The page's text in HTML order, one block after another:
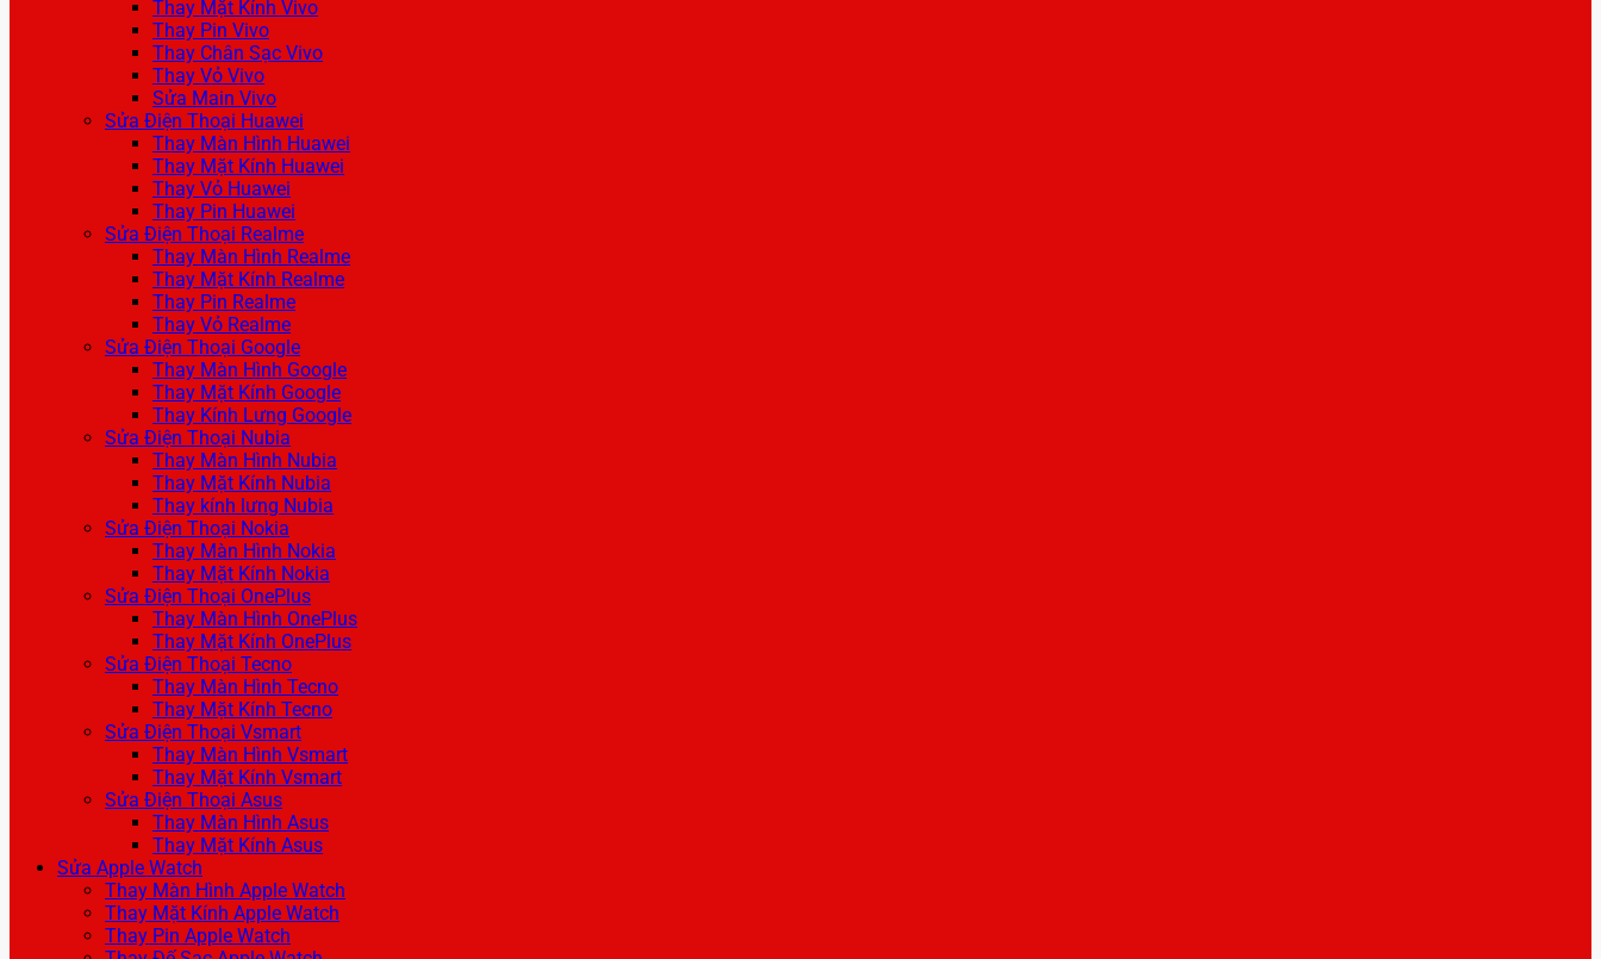
Thay Mặt Kính Vivo
Thay Pin Vivo
Thay Chân Sạc Vivo
Thay Vỏ Vivo
Sửa Main Vivo
Sửa Điện Thoại Huawei
Thay Màn Hình Huawei
Thay Mặt Kính Huawei
Thay Vỏ Huawei
Thay Pin Huawei
Sửa Điện Thoại Realme
Thay Màn Hình Realme
Thay Mặt Kính Realme
Thay Pin Realme
Thay Vỏ Realme
Sửa Điện Thoại Google
Thay Màn Hình Google
Thay Mặt Kính Google
Thay Kính Lưng Google
Sửa Điện Thoại Nubia
Thay Màn Hình Nubia
Thay Mặt Kính Nubia
Thay kính lưng Nubia
Sửa Điện Thoại Nokia
Thay Màn Hình Nokia
Thay Mặt Kính Nokia
Sửa Điện Thoại OnePlus
Thay Màn Hình OnePlus
Thay Mặt Kính OnePlus
Sửa Điện Thoại Tecno
Thay Màn Hình Tecno
Thay Mặt Kính Tecno
Sửa Điện Thoại Vsmart
Thay Màn Hình Vsmart
Thay Mặt Kính Vsmart
Sửa Điện Thoại Asus
Thay Màn Hình Asus
Thay Mặt Kính Asus
Sửa Apple Watch
Thay Màn Hình Apple Watch
Thay Mặt Kính Apple Watch
Thay Pin Apple Watch